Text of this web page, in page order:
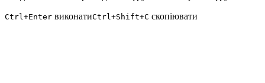
Ctrl+Enter виконатиCtrl+Shift+C скопіювати